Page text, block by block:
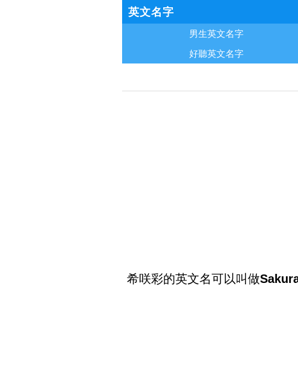
英文名字
男生英文名字
好聽英文名字
希咲彩的英文名可以叫做